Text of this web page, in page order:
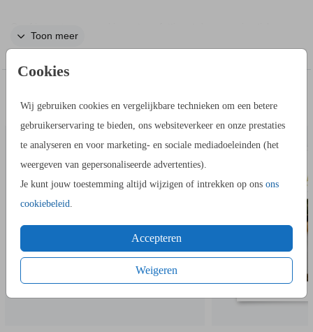
Cookies
Wij gebruiken cookies en vergelijkbare technieken om een betere
gebruikerservaring te bieden, ons websiteverkeer en onze prestaties
te analyseren en voor marketing- en sociale mediadoeleinden (het
weergeven van gepersonaliseerde advertenties).
Je kunt jouw toestemming altijd wijzigen of intrekken op ons ons
cookiebeleid
Accepteren
Weigeren
erop, stop dit zakje in de goodiebag met andere leuke
spulletjes. Dit is een confetti sticker met goudfolie.
Toon meer
BESTELLENADRESSTICKERS